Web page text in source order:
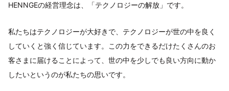
HENNGEの経営理念は、「テクノロジーの解放」です。
私たちはテクノロジーが大好きで、テクノロジーが世の中を良く
していくと強く信じています。この力をできるだけたくさんのお
客さまに届けることによって、世の中を少しでも良い方向に動か
したいというのが私たちの思いです。